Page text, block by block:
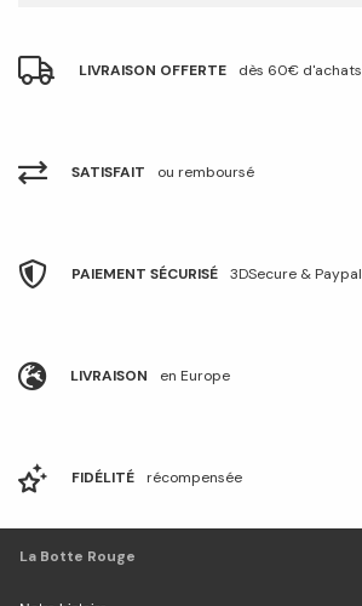
LIVRAISON OFFERTE dès 60€ d'achats
SATISFAIT ou remboursé
PAIEMENT SÉCURISÉ 3DSecure & Paypal
LIVRAISON en Europe
FIDÉLITÉ récompensée
La Botte Rouge